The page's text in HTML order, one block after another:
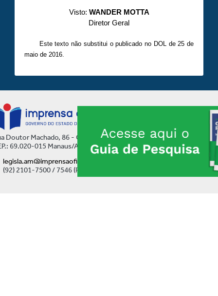
Visto: WANDER MOTTA
Diretor Geral
Este texto não substitui o publicado no DOL de 25 de
maio de 2016.
Doutor Machado, 86 - Centro
69.020-015 Manaus/AM
legisla.am@imprensaoficial.am.gov.br
(92) 2101-7500 / 7546 (Ramal)